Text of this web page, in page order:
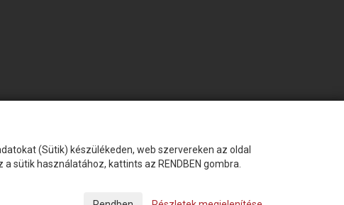
(Sütik) készülékeden, web szervereken az oldal
sütik használatához, kattints az RENDBEN gombra.